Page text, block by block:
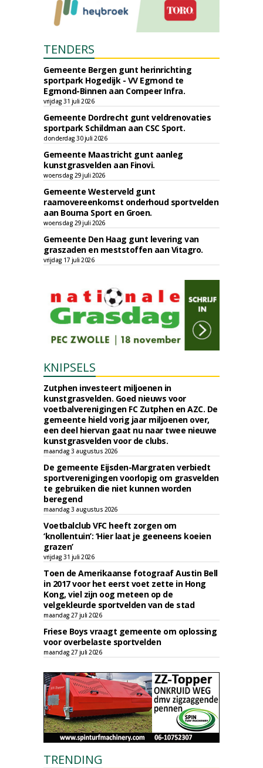
TENDERS
Gemeente Bergen gunt herinrichting
sportpark Hogedijk - VV Egmond te
Egmond-Binnen aan Compeer Infra.
vrijdag 31 juli 2026
Gemeente Dordrecht gunt veldrenovaties
sportpark Schildman aan CSC Sport.
donderdag 30 juli 2026
Gemeente Maastricht gunt aanleg
kunstgrasvelden aan Finovi.
woensdag 29 juli 2026
Gemeente Westerveld gunt
raamovereenkomst onderhoud sportvelden
aan Bouma Sport en Groen.
woensdag 29 juli 2026
Gemeente Den Haag gunt levering van
graszaden en meststoffen aan Vitagro.
vrijdag 17 juli 2026
KNIPSELS
Zutphen investeert miljoenen in
kunstgrasvelden. Goed nieuws voor
voetbalverenigingen FC Zutphen en AZC. De
gemeente hield vorig jaar miljoenen over,
een deel hiervan gaat nu naar twee nieuwe
kunstgrasvelden voor de clubs.
maandag 3 augustus 2026
De gemeente Eijsden-Margraten verbiedt
sportverenigingen voorlopig om grasvelden
te gebruiken die niet kunnen worden
beregend
maandag 3 augustus 2026
Voetbalclub VFC heeft zorgen om
‘knollentuin’: ‘Hier laat je geeneens koeien
grazen’
vrijdag 31 juli 2026
Toen de Amerikaanse fotograaf Austin Bell
in 2017 voor het eerst voet zette in Hong
Kong, viel zijn oog meteen op de
velgekleurde sportvelden van de stad
maandag 27 juli 2026
Friese Boys vraagt gemeente om oplossing
voor overbelaste sportvelden
maandag 27 juli 2026
TRENDING